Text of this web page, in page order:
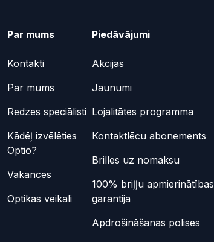
Par mums
Kontakti
Par mums
Redzes speciālisti
Kādēļ izvēlēties
Optio?
Vakances
Optikas veikali
Piedāvājumi
Akcijas
Jaunumi
Lojalitātes programma
Kontaktlēcu abonements
Brilles uz nomaksu
100% briļļu apmierinātības
garantija
Apdrošināšanas polises